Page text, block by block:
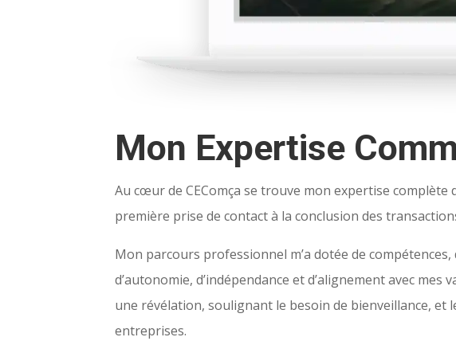
Mon Expertise
Au cœur de CEComça se trouve mon expertise
première prise de contact à la conclusion des
Mon parcours professionnel m’a dotée de
d’autonomie, d’indépendance et d’alignement avec
une révélation, soulignant le besoin de bienveillance, et
entreprises.